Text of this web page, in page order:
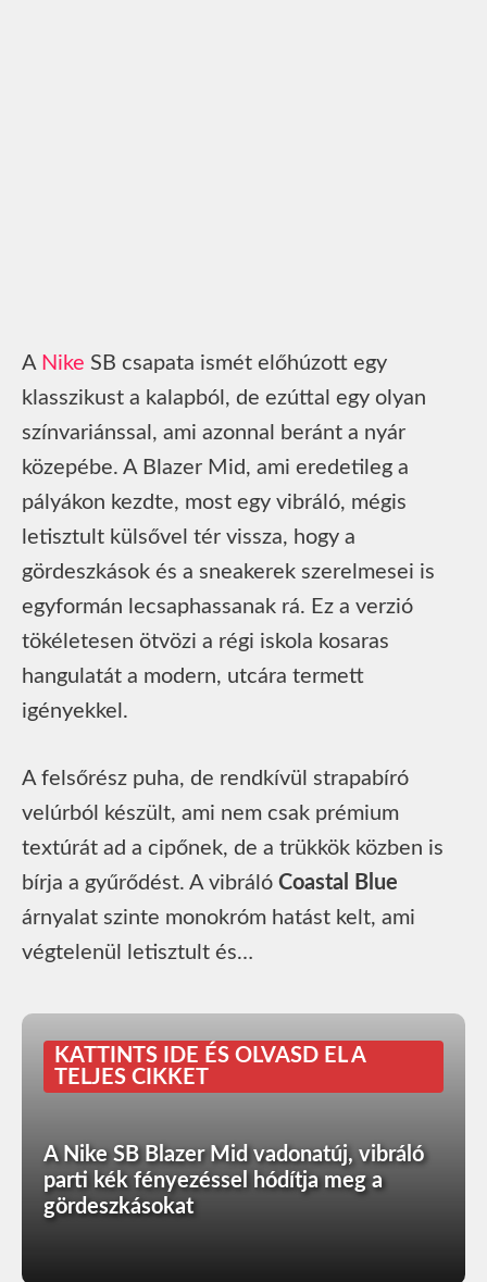
A Nike SB csapata ismét előhúzott egy
klasszikust a kalapból, de ezúttal egy olyan
színvariánssal, ami azonnal beránt a nyár
közepébe. A Blazer Mid, ami eredetileg a
pályákon kezdte, most egy vibráló, mégis
letisztult külsővel tér vissza, hogy a
gördeszkások és a sneakerek szerelmesei is
egyformán lecsaphassanak rá. Ez a verzió
tökéletesen ötvözi a régi iskola kosaras
hangulatát a modern, utcára termett
igényekkel.
A felsőrész puha, de rendkívül strapabíró
velúrból készült, ami nem csak prémium
textúrát ad a cipőnek, de a trükkök közben is
bírja a gyűrődést. A vibráló Coastal Blue
árnyalat szinte monokróm hatást kelt, ami
végtelenül letisztult és…
KATTINTS IDE ÉS OLVASD EL A
TELJES CIKKET
A Nike SB Blazer Mid vadonatúj, vibráló
parti kék fényezéssel hódítja meg a
gördeszkásokat